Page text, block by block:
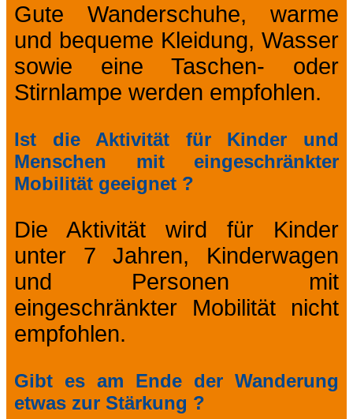
Gute Wanderschuhe, warme
und bequeme Kleidung, Wasser
sowie eine Taschen- oder
Stirnlampe werden empfohlen.
Ist die Aktivität für Kinder und
Menschen mit eingeschränkter
Mobilität geeignet ?
Die Aktivität wird für Kinder
unter 7 Jahren, Kinderwagen
und Personen mit
eingeschränkter Mobilität nicht
empfohlen.
Gibt es am Ende der Wanderung
etwas zur Stärkung ?